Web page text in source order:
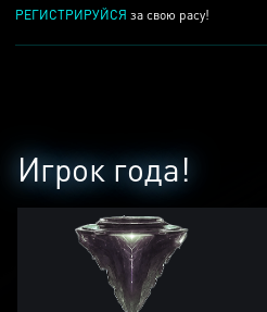
РЕГИСТРИРУЙСЯ за свою расу!
Игрок года!